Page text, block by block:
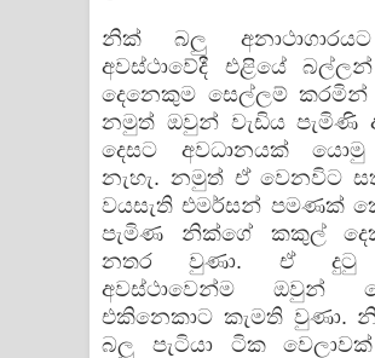
නික් බලු
අවස්ථාවේදී එළියේ
දෙනෙකුම සෙල්ලම් කරමින්
නමුත් ඔවුන් වැඩිය පැමිණි
දෙසට අවධානයක්
නැහැ. නමුත් ඒ වෙනවිට
වයසැති එමර්සන් පමණක්
පැමිණ නික්ගේ කකුල්
නතර වුණා. ඒ දුටු
අවස්ථාවෙන්ම ඔවුන්
එකිනෙකාට කැමති වුණා.
බලු පැටියා ටික